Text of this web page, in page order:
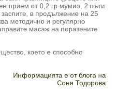
прием от 0,2 гр мумио, 2 пъти
в продължение на 25
методично и регулярно
масаж на поразените
което е способно
Информацията е от блога на
Соня Тодорова